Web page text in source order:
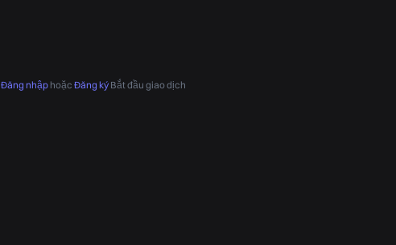
Đăng nhập hoặc Đăng ký Bắt đầu giao dịch